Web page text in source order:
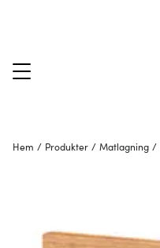
Hem / Produkter / Matlagning /